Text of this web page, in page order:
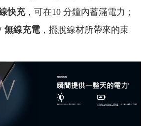
快充，可在10 分鐘內蓄滿電力；
無線充電，擺脫線材所帶來的束